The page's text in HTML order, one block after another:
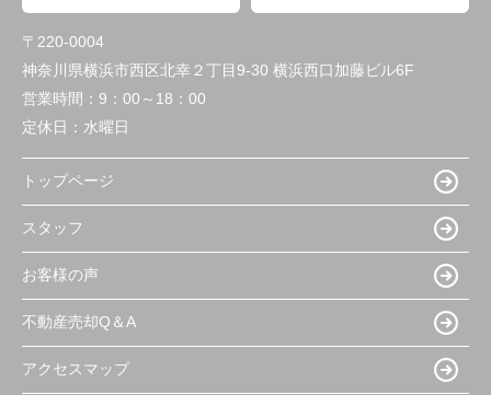
〒220-0004
神奈川県横浜市西区北幸２丁目9-30 横浜西口加藤ビル6F
営業時間： 9：00～18：00
定休日： 水曜日
トップページ
スタッフ
お客様の声
不動産売却Q＆A
アクセスマップ